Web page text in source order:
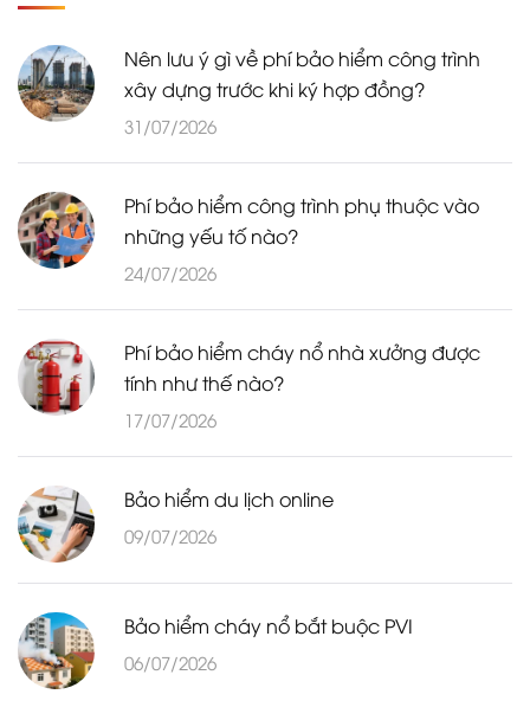
Nên lưu ý gì về phí bảo hiểm công trình
xây dựng trước khi ký hợp đồng?
31/07/2026
Phí bảo hiểm công trình phụ thuộc vào
những yếu tố nào?
24/07/2026
Phí bảo hiểm cháy nổ nhà xưởng được
tính như thế nào?
17/07/2026
Bảo hiểm du lịch online
09/07/2026
Bảo hiểm cháy nổ bắt buộc PVI
06/07/2026